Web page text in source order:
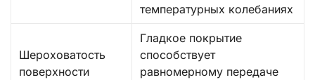
температурных колебаниях
Шероховатость
поверхности
Гладкое покрытие
способствует
равномерному передаче